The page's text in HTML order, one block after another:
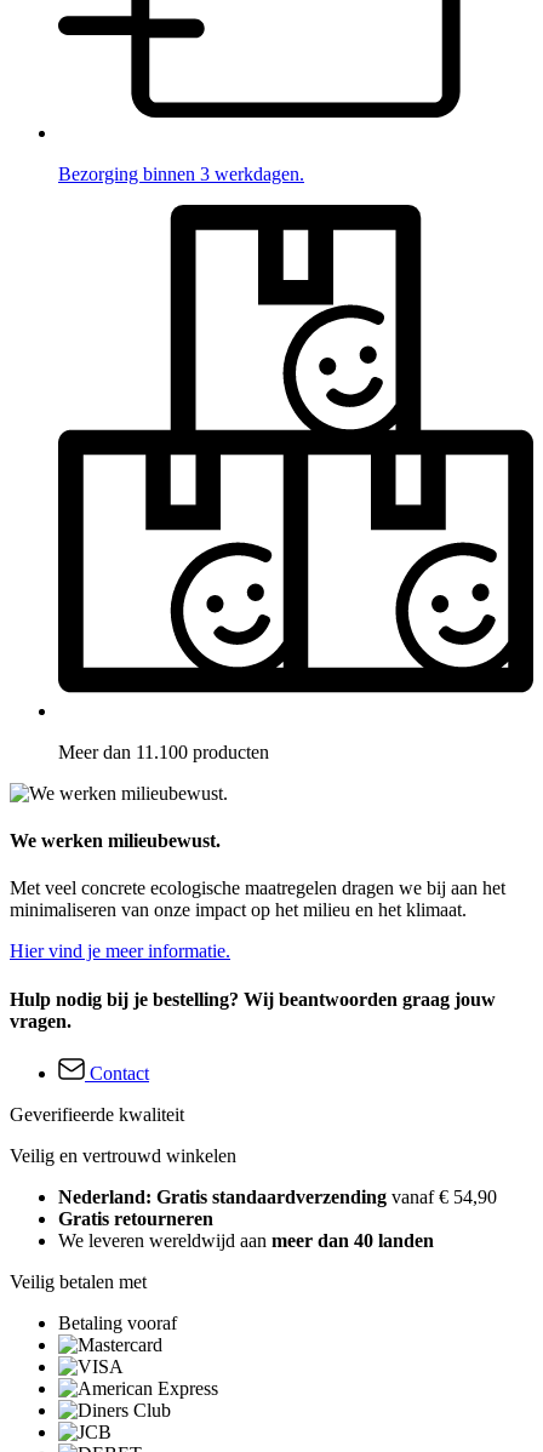
Bezorging binnen 3 werkdagen.
Meer dan 11.100 producten
We werken milieubewust.
Met veel concrete ecologische maatregelen dragen we bij aan het
minimaliseren van onze impact op het milieu en het klimaat.
Hier vind je meer informatie.
Hulp nodig bij je bestelling? Wij beantwoorden graag jouw
vragen.
Contact
Geverifieerde kwaliteit
Veilig en vertrouwd winkelen
Nederland: Gratis standaardverzending vanaf € 54,90
Gratis retourneren
We leveren wereldwijd aan meer dan 40 landen
Veilig betalen met
Betaling vooraf